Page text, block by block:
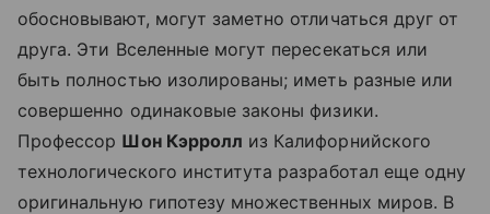
обосновывают, могут заметно отличаться друг от
друга. Эти Вселенные могут пересекаться или
быть полностью изолированы; иметь разные или
совершенно одинаковые законы физики.
Профессор Шон Кэрролл из Калифорнийского
технологического института разработал еще одну
оригинальную гипотезу множественных миров. В